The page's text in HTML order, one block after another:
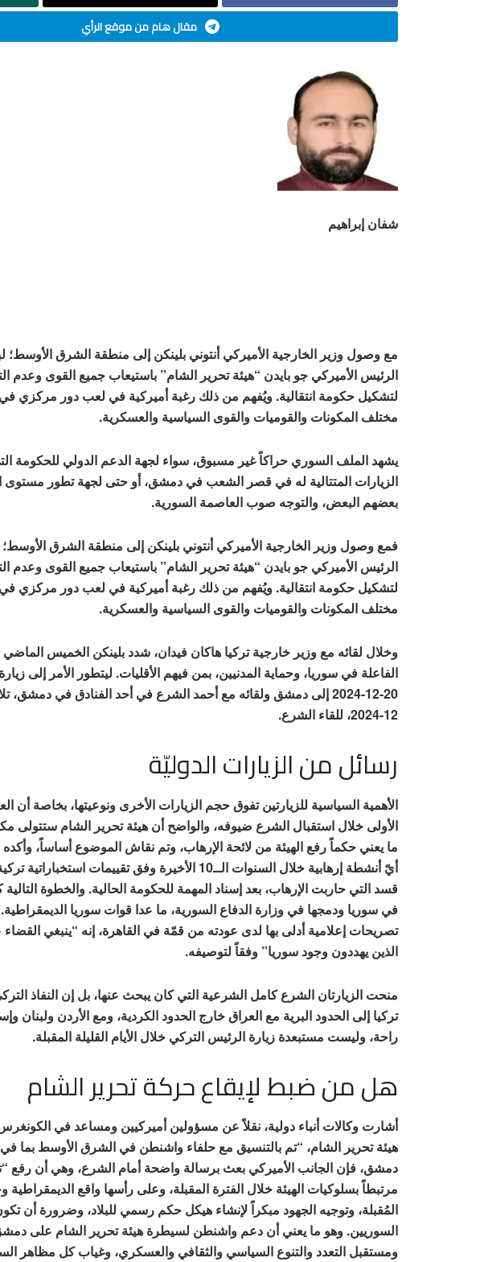
مقال هام من موقع الرأي
شفان إبراهيم
مع وصول وزير الخارجية الأميركي أنتوني بلينكن إلى منطقة الشرق الأوسط؛
الرئيس الأميركي جو بايدن “هيئة تحرير الشام” باستيعاب جميع القوى وعدم
لتشكيل حكومة انتقالية. ويُفهم من ذلك رغبة أميركية في لعب دور
مختلف المكونات والقوميات والقوى السياسية والعسكرية.
يشهد الملف السوري حراكاً غير مسبوق، سواء لجهة الدعم الدولي للحكومة
الزيارات المتتالية له في قصر الشعب في دمشق، أو حتى لجهة تطور مستوى
بعضهم البعض، والتوجه صوب العاصمة السورية.
فمع وصول وزير الخارجية الأميركي أنتوني بلينكن إلى منطقة الشرق
الرئيس الأميركي جو بايدن “هيئة تحرير الشام” باستيعاب جميع القوى وعدم
لتشكيل حكومة انتقالية. ويُفهم من ذلك رغبة أميركية في لعب دور
مختلف المكونات والقوميات والقوى السياسية والعسكرية.
وخلال لقائه مع وزير خارجية تركيا هاكان فيدان، شدد بلينكن الخميس
الفاعلة في سوريا، وحماية المدنيين، بمن فيهم الأقليات. ليتطور الأمر إلى
12-2024، للقاء الشرع.
رسائل من الزيارات الدوليّة
الأهمية السياسية للزيارتين تفوق حجم الزيارات الأخرى ونوعيتها، بخاصة أن
الأولى خلال استقبال الشرع ضيوفه، والواضح أن هيئة تحرير الشام ستتولى
ما يعني حكماً رفع الهيئة من لائحة الإرهاب، وتم نقاش الموضوع أساساً،
أيّ أنشطة إرهابية خلال السنوات الــ10 الأخيرة وفق
قسد التي حاربت الإرهاب، بعد إسناد المهمة للحكومة الحالية. والخطوة
في سوريا ودمجها في وزارة الدفاع السورية، ما عدا قوات سوريا
تصريحات إعلامية أدلى بها لدى عودته من قمّة في القاهرة، إنه “ينبغي
الذين يهددون وجود سوريا” وفقاً لتوصيفه.
منحت الزيارتان الشرع كامل الشرعية التي كان يبحث عنها، بل إن النفاذ
تركيا إلى الحدود البرية مع العراق خارج الحدود الكردية، ومع الأردن ولبنان
راحة، وليست مستبعدة زيارة الرئيس التركي خلال الأيام القليلة المقبلة.
هل من ضبط لإيقاع حركة تحرير الشام
أشارت وكالات أنباء دولية، نقلاً عن مسؤولين أميركيين ومساعد في
هيئة تحرير الشام، “تم بالتنسيق مع حلفاء واشنطن في الشرق الأوسط بما
دمشق، فإن الجانب الأميركي بعث برسالة واضحة أمام الشرع، وهي أن رفع
مرتبطاً بسلوكيات الهيئة خلال الفترة المقبلة، وعلى رأسها واقع الديمقراطية
المُقبلة، وتوجيه الجهود مبكراً لإنشاء هيكل حكم رسمي للبلاد، وضرورة أن
السوريين. وهو ما يعني أن دعم واشنطن لسيطرة هيئة تحرير الشام على
ومستقبل التعدد والتنوع السياسي والثقافي والعسكري، وغياب كل مظاهر